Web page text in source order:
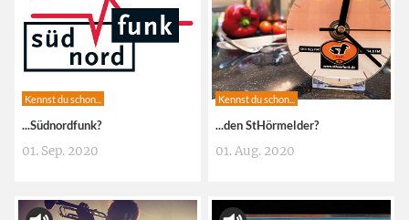
Kennst du schon...
...Südnordfunk?
01. Sep. 2020
Kennst du schon...
...den StHörmelder?
01. Aug. 2020